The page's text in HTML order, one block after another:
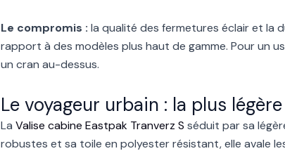
Le compromis : la qualité des fermetures éclair et la
rapport à des modèles plus haut de gamme. Pour un
un cran au-dessus.
Le voyageur urbain : la plus
La Valise cabine Eastpak Tranverz S séduit par sa
robustes et sa toile en polyester résistant, elle avale